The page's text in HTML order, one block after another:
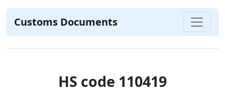
Customs Documents
HS code 110419